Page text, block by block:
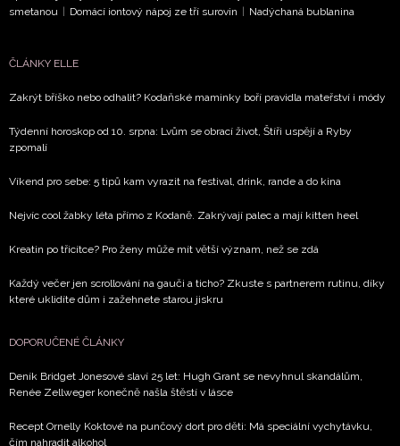
ochrany soukromí- BurdaMedia Extra s.r.o. bude s
vyhodnocení akce a zasílání novinek.
Chcete navíc dostávat i další zajímavé a exkluzivní
zpracováním údajů k tomuto účelu podleZásad ochrany
soukromí BurdaMedia Extra s.r.o.
smetanou
Domácí iontový nápoj ze tří surovin Nadýchaná bublanina
ČLÁNKY ELLE
Zakrýt bříško nebo odhalit? Kodaňské maminky boří pravidla mateřství i módy
Týdenní horoskop od 10. srpna: Lvům se obrací život, Štíři uspějí a Ryby
zpomalí
Víkend pro sebe: 5 tipů kam vyrazit na festival, drink, rande a do kina
Nejvíc cool žabky léta přímo z Kodaně. Zakrývají palec a mají kitten heel
Kreatin po třicítce? Pro ženy může mít větší význam, než se zdá
Každý večer jen scrollování na gauči a ticho? Zkuste s partnerem rutinu, díky
které uklidíte dům i zažehnete starou jiskru
DOPORUČENÉ ČLÁNKY
Deník Bridget Jonesové slaví 25 let: Hugh Grant se nevyhnul skandálům,
Renée Zellweger konečně našla štěstí v lásce
Recept Ornelly Koktové na punčový dort pro děti: Má speciální vychytávku,
čím nahradit alkohol